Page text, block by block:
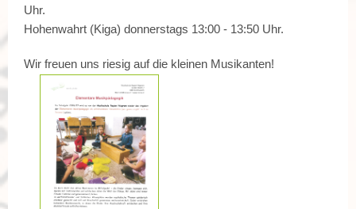
Uhr.
Hohenwahrt (Kiga) donnerstags 13:00 - 13:50 Uhr.
Wir freuen uns riesig auf die kleinen Musikanten!